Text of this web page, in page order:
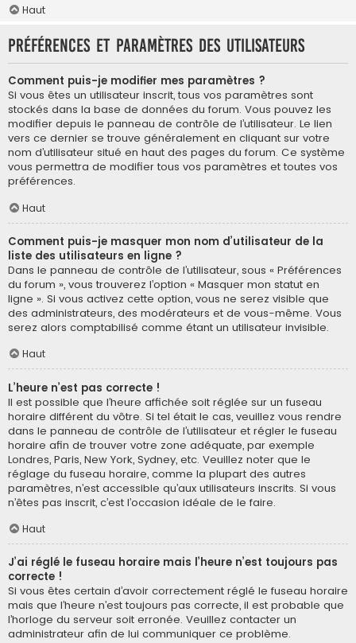
Haut
Préférences et paramètres des utilisateurs
Comment puis-je modifier mes paramètres ?
Si vous êtes un utilisateur inscrit, tous vos paramètres sont
stockés dans la base de données du forum. Vous pouvez les
modifier depuis le panneau de contrôle de l’utilisateur. Le lien
vers ce dernier se trouve généralement en cliquant sur votre
nom d’utilisateur situé en haut des pages du forum. Ce système
vous permettra de modifier tous vos paramètres et toutes vos
préférences.
Haut
Comment puis-je masquer mon nom d’utilisateur de la
liste des utilisateurs en ligne ?
Dans le panneau de contrôle de l’utilisateur, sous « Préférences
du forum », vous trouverez l’option « Masquer mon statut en
ligne ». Si vous activez cette option, vous ne serez visible que
des administrateurs, des modérateurs et de vous-même. Vous
serez alors comptabilisé comme étant un utilisateur invisible.
Haut
L’heure n’est pas correcte !
Il est possible que l’heure affichée soit réglée sur un fuseau
horaire différent du vôtre. Si tel était le cas, veuillez vous rendre
dans le panneau de contrôle de l’utilisateur et régler le fuseau
horaire afin de trouver votre zone adéquate, par exemple
Londres, Paris, New York, Sydney, etc. Veuillez noter que le
réglage du fuseau horaire, comme la plupart des autres
paramètres, n’est accessible qu’aux utilisateurs inscrits. Si vous
n’êtes pas inscrit, c’est l’occasion idéale de le faire.
Haut
J’ai réglé le fuseau horaire mais l’heure n’est toujours pas
correcte !
Si vous êtes certain d’avoir correctement réglé le fuseau horaire
mais que l’heure n’est toujours pas correcte, il est probable que
l’horloge du serveur soit erronée. Veuillez contacter un
administrateur afin de lui communiquer ce problème.